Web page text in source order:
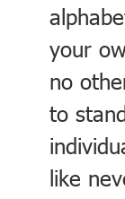
your
no
to
like